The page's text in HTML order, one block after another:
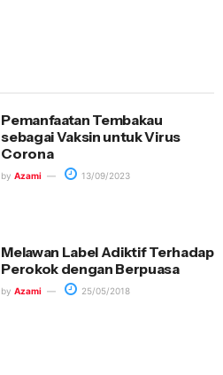
Pemanfaatan Tembakau
sebagai Vaksin untuk Virus
Corona
by Azami 13/09/2023
Melawan Label Adiktif Terhadap
Perokok dengan Berpuasa
by Azami 25/05/2018